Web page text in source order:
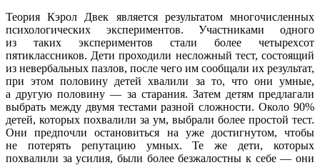
Теория Кэрол Двек является результатом многочисленных
психологических экспериментов. Участниками одного
из таких экспериментов стали более четырехсот
пятиклассников. Дети проходили несложный тест, состоящий
из невербальных пазлов, после чего им сообщали их результат,
при этом половину детей хвалили за то, что они умные,
а другую половину — за старания. Затем детям предлагали
выбрать между двумя тестами разной сложности. Около 90%
детей, которых похвалили за ум, выбрали более простой тест.
Они предпочли остановиться на уже достигнутом, чтобы
не потерять репутацию умных. Те же дети, которых
похвалили за усилия, были более безжалостны к себе — они